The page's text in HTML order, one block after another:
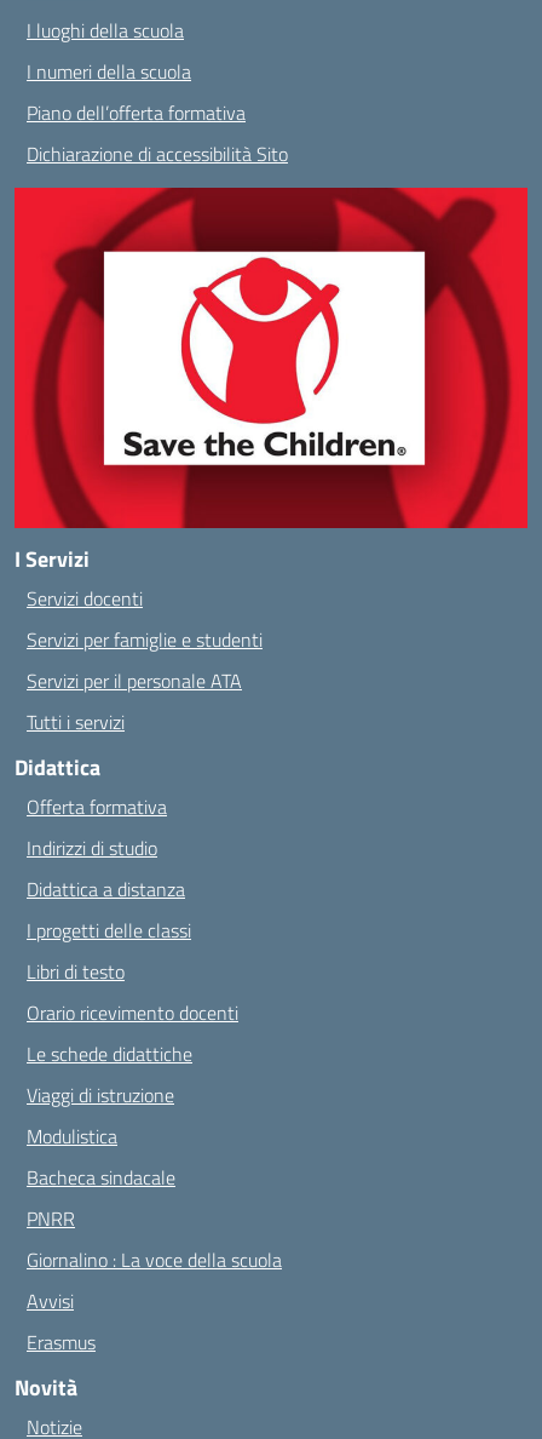
I luoghi della scuola
I numeri della scuola
Piano dell’offerta formativa
Dichiarazione di accessibilità Sito
I Servizi
Servizi docenti
Servizi per famiglie e studenti
Servizi per il personale ATA
Tutti i servizi
Didattica
Offerta formativa
Indirizzi di studio
Didattica a distanza
I progetti delle classi
Libri di testo
Orario ricevimento docenti
Le schede didattiche
Viaggi di istruzione
Modulistica
Bacheca sindacale
PNRR
Giornalino : La voce della scuola
Avvisi
Erasmus
Novità
Notizie